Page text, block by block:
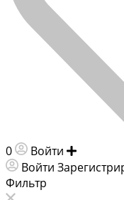
0 Войти
Войти
Фильтр